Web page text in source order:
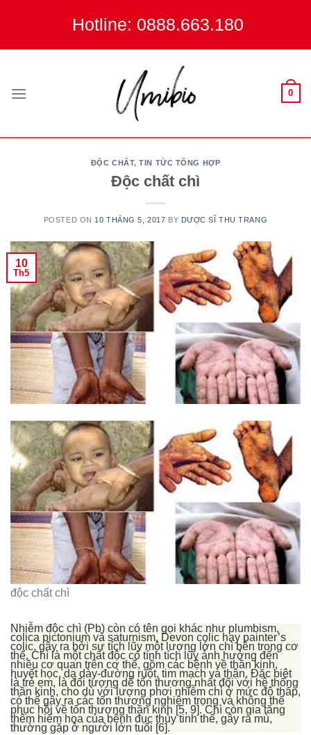
Hotline: 0888.663.180
0
ĐỘC CHẤT,TIN TỨC TỔNG HỢP
Độc chất chì
POSTED ON 10 THÁNG 5, 2017 BY DƯỢC SĨ THU TRANG
10
Th5
độc chất chì
Nhiễm độc chì (Pb) còn có tên gọi khác như plumbism,
colica pictonium và saturnism, Devon colic hay painter’s
colic, gây ra bởi sự tích lũy một lượng lớn chì bên trong cơ
thể. Chì là một chất độc có tính tích lũy ảnh hưởng đến
nhiều cơ quan trên cơ thể, gồm các bệnh về thần kinh,
huyết học, dạ dày-đường ruột, tim mạch và thận. Đặc biệt
là trẻ em, là đối tượng dễ tổn thương nhất đối với hệ thống
thần kinh, cho dù với lượng phơi nhiễm chì ở mức độ thấp,
có thể gây ra các tổn thương nghiêm trọng và không thể
phục hồi về tổn thương thần kinh [5, 9]. Chì còn gia tăng
thêm hiểm họa của bệnh đục thủy tinh thể, gây ra mù,
thường gặp ở người lớn tuổi [6].